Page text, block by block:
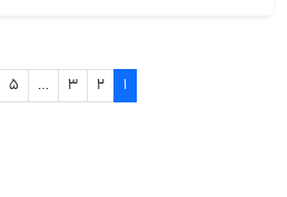
1
2
3
…
5